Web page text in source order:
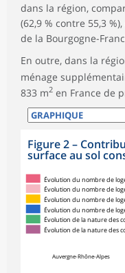
dans la région,
(62,9 % contre 55,3
de la Bourgogne-
En outre, dans la
ménage
833 m2 en France de
Figure 2–
surface au sol
Auvergne-Rhône-Alpes
Évolution du nombre de
Évolution du nombre de
Évolution du nombre de
Évolution du nombre de
Évolution de la nature des
Évolution de la nature des